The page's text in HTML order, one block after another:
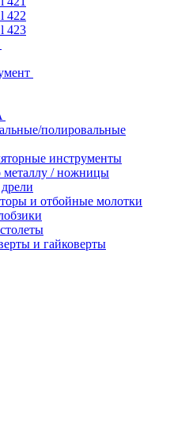
422
423
полировальные
инструменты
/ ножницы
и отбойные молотки
и гайковерты